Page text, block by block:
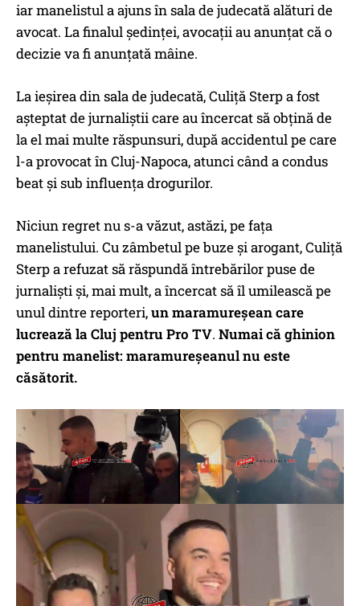
iar manelistul a ajuns în sala de judecată alături de
avocat. La finalul şedinţei, avocaţii au anunţat că o
decizie va fi anunţată mâine.
La ieşirea din sala de judecată, Culiţă Sterp a fost
aşteptat de jurnaliştii care au încercat să obţină de
la el mai multe răspunsuri, după accidentul pe care
l-a provocat în Cluj-Napoca, atunci când a condus
beat şi sub influenţa drogurilor.
Niciun regret nu s-a văzut, astăzi, pe faţa
manelistului. Cu zâmbetul pe buze şi arogant, Culiţă
Sterp a refuzat să răspundă întrebărilor puse de
jurnalişti şi, mai mult, a încercat să îl umilească pe
unul dintre reporteri,un maramureșean care
lucrează la Cluj pentru Pro TV. Numai că ghinion
pentru manelist: maramureșeanul nu este
căsătorit.